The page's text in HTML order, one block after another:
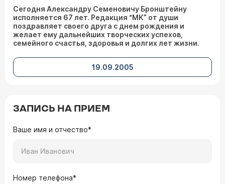
Сегодня Александру Семеновичу Бронштейну
исполняется 67 лет. Редакция “МК” от души
поздравляет своего друга с днем рождения и
желает ему дальнейших творческих успехов,
семейного счастья, здоровья и долгих лет жизни.
19.09.2005
ЗАПИСЬ НА ПРИЕМ
Ваше имя и отчество*
Номер телефона*